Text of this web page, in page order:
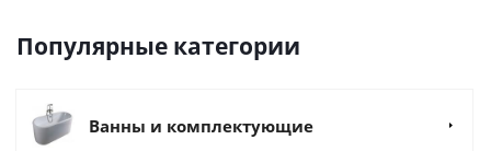
Популярные категории
Ванны и комплектующие